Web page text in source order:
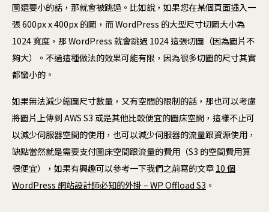
圖還要小的話，那就會被跳過。比如說，如果您在某個頁面插入一
張 600px x 400px 的圖，而 WordPress 的大型尺寸切圖大小為
1024 寬度，那 WordPress 就會跳過 1024 這張切圖（因為圖片不
夠大）。不過這種做法的效果可能有限，因為很多切圖的尺寸其實
都蠻小的。
如果無法減少縮圖尺寸數量，又有空間的限制的話，那也可以考慮
將圖片上傳到 AWS S3 或是其他比較便宜的圖床空間，這樣不止可
以減少伺服器空間的使用，也可以減少伺服器的流量跟資源使用，
缺點當然就是需要支付圖床空間跟流量的費用（S3 的空間費用算
很便宜），如果有興趣可以參考一下我們之前寫的文章 10 個
WordPress 網站設計師必知的外掛 – WP Offload S3 。